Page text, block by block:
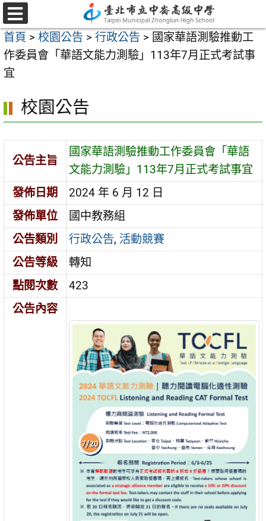
跳
至
主
要
內
區
選
單
首頁 > 校園公告 > 行政公告 > 國家華語測驗推動工
作委員會「華語文能力測驗」113年7月正式考試事
宜
校園公告
公告主旨
國家華語測驗推動工作委員會「華語
文能力測驗」113年7月正式考試事宜
發佈日期
2024 年 6 月 12 日
發佈單位
國中教務組
公告類別
行政公告, 活動競賽
公告等級
轉知
點閱次數
423
公告內容